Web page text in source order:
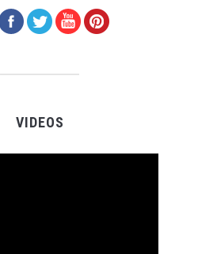
VIDEOS